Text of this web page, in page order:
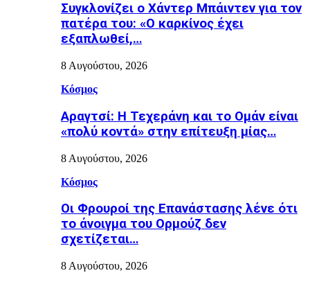
Συγκλονίζει ο Χάντερ Μπάιντεν για τον
πατέρα του: «Ο καρκίνος έχει
εξαπλωθεί,…
8 Αυγούστου, 2026
Κόσμος
Αραγτσί: Η Τεχεράνη και το Ομάν είναι
«πολύ κοντά» στην επίτευξη μίας…
8 Αυγούστου, 2026
Κόσμος
Οι Φρουροί της Επανάστασης λένε ότι
το άνοιγμα του Ορμούζ δεν
σχετίζεται…
8 Αυγούστου, 2026